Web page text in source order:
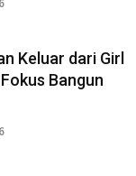
Keluar dari Girl
Bangun